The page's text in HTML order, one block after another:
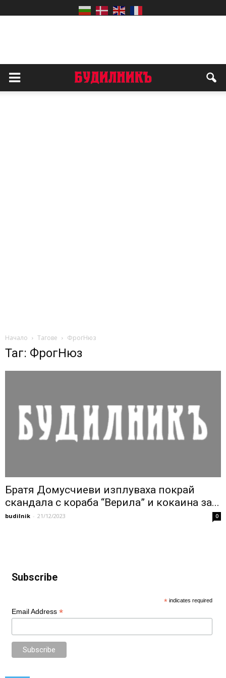
Начало Тагове ФрогНюз
Таг: ФрогНюз
Братя Домусчиеви изплуваха покрай
скандала с кораба “Верила” и кокаина за...
budilnik - 21/12/2023 0
Subscribe
* indicates required
Email Address *